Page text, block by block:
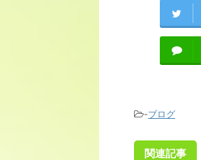
-ブログ
関連記事